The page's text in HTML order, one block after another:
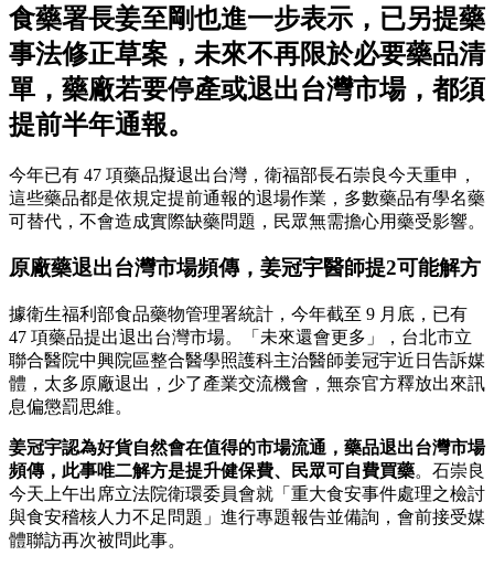
食藥署長姜至剛也進一步表示，已另提藥
事法修正草案，未來不再限於必要藥品清
單，藥廠若要停產或退出台灣市場，都須
提前半年通報。
今年已有 47 項藥品擬退出台灣，衛福部長石崇良今天重申，
這些藥品都是依規定提前通報的退場作業，多數藥品有學名藥
可替代，不會造成實際缺藥問題，民眾無需擔心用藥受影響。
原廠藥退出台灣市場頻傳， 姜冠宇醫師提2可能解方
據衛生福利部食品藥物管理署統計，今年截至 9 月底，已有
47 項藥品提出退出台灣市場。「未來還會更多」，台北市立
聯合醫院中興院區整合醫學照護科主治醫師姜冠宇近日告訴媒
體，太多原廠退出，少了產業交流機會，無奈官方釋放出來訊
息偏懲罰思維。
姜冠宇認為好貨自然會在值得的市場流通，藥品退出台灣市場
頻傳，此事唯二解方是提升健保費、民眾可自費買藥。石崇良
今天上午出席立法院衛環委員會就「重大食安事件處理之檢討
與食安稽核人力不足問題」進行專題報告並備詢，會前接受媒
體聯訪再次被問此事。